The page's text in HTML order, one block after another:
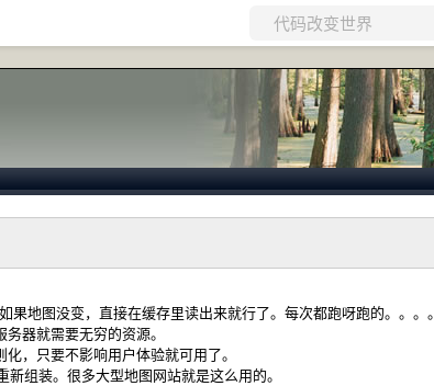
地图没变，直接在缓存里读出来就行了。每次都跑呀跑的。。。。
器就需要无穷的资源。
，只要不影响用户体验就可用了。
装。很多大型地图网站就是这么用的。